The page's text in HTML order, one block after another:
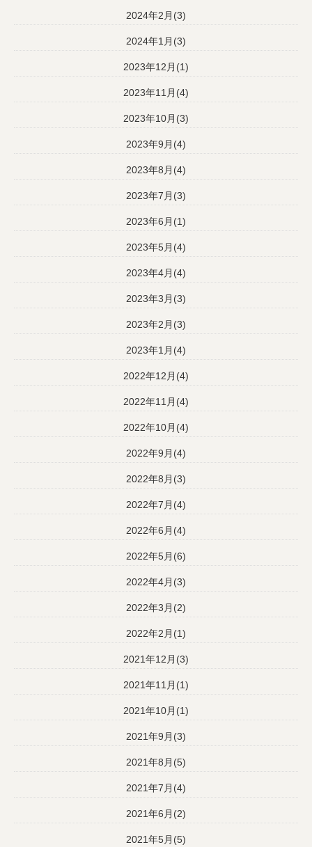
2024年2月(3)
2024年1月(3)
2023年12月(1)
2023年11月(4)
2023年10月(3)
2023年9月(4)
2023年8月(4)
2023年7月(3)
2023年6月(1)
2023年5月(4)
2023年4月(4)
2023年3月(3)
2023年2月(3)
2023年1月(4)
2022年12月(4)
2022年11月(4)
2022年10月(4)
2022年9月(4)
2022年8月(3)
2022年7月(4)
2022年6月(4)
2022年5月(6)
2022年4月(3)
2022年3月(2)
2022年2月(1)
2021年12月(3)
2021年11月(1)
2021年10月(1)
2021年9月(3)
2021年8月(5)
2021年7月(4)
2021年6月(2)
2021年5月(5)